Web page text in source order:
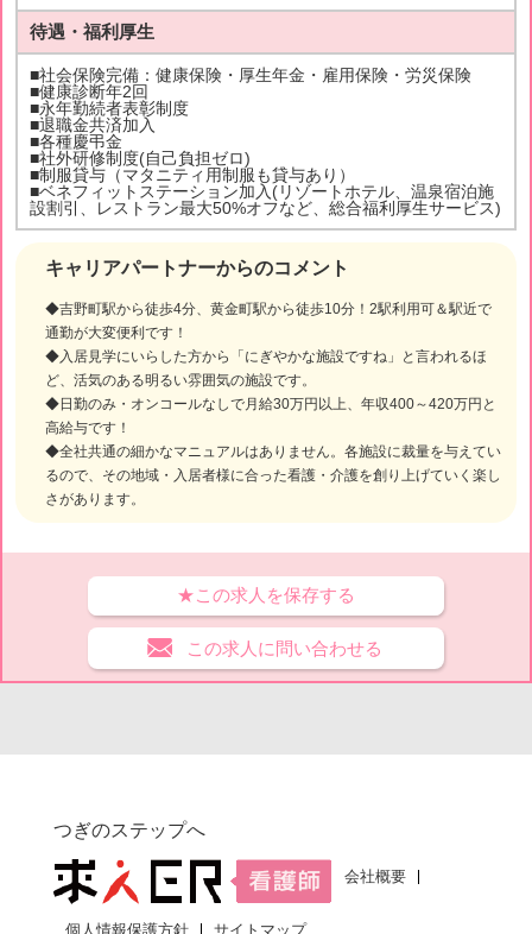
キャリアパートナーからのコメント
◆吉野町駅から徒歩4分、黄金町駅から徒歩10分！2駅利用可＆駅近で
通勤が大変便利です！
◆入居見学にいらした方から「にぎやかな施設ですね」と言われるほ
ど、活気のある明るい雰囲気の施設です。
◆日勤のみ・オンコールなしで月給30万円以上、年収400～420万円と
高給与です！
◆全社共通の細かなマニュアルはありません。各施設に裁量を与えてい
るので、その地域・入居者様に合った看護・介護を創り上げていく楽し
さがあります。
待遇・福利厚生
■社会保険完備：健康保険・厚生年金・雇用保険・労災保険
■健康診断年2回
■永年勤続者表彰制度
■退職金共済加入
■各種慶弔金
■社外研修制度(自己負担ゼロ)
■制服貸与（マタニティ用制服も貸与あり）
■ベネフィットステーション加入(リゾートホテル、温泉宿泊施
設割引、レストラン最大50%オフなど、総合福利厚生サービス)
★この求人を保存する
この求人に問い合わせる
つぎのステップへ
会社概要
個人情報保護方針 サイトマップ